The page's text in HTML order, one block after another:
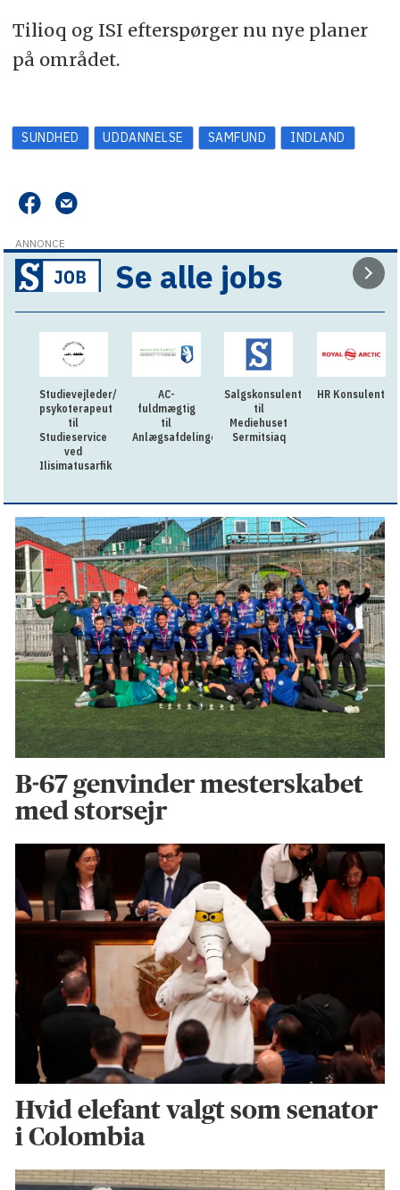
Tilioq og ISI efterspørger nu nye planer
på området.
SUNDHED UDDANNELSE SAMFUND INDLAND
ANNONCE
Se alle jobs
Studievejleder/
psykoterapeut
til
Studieservice
ved
Ilisimatusarfik
AC-
fuldmægtig
til
Anlægsafdelingen
Salgskonsulent
til
Mediehuset
Sermitsiaq
HR Konsulent
B-67 genvinder mesterskabet
med storsejr
Hvid elefant valgt som senator
i Colombia